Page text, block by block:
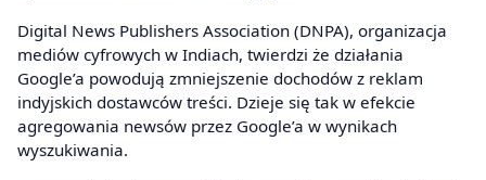
Digital News Publishers Association (DNPA), organizacja
mediów cyfrowych w Indiach, twierdzi że działania
Google’a powodują zmniejszenie dochodów z reklam
indyjskich dostawców treści. Dzieje się tak w efekcie
agregowania newsów przez Google’a w wynikach
wyszukiwania.